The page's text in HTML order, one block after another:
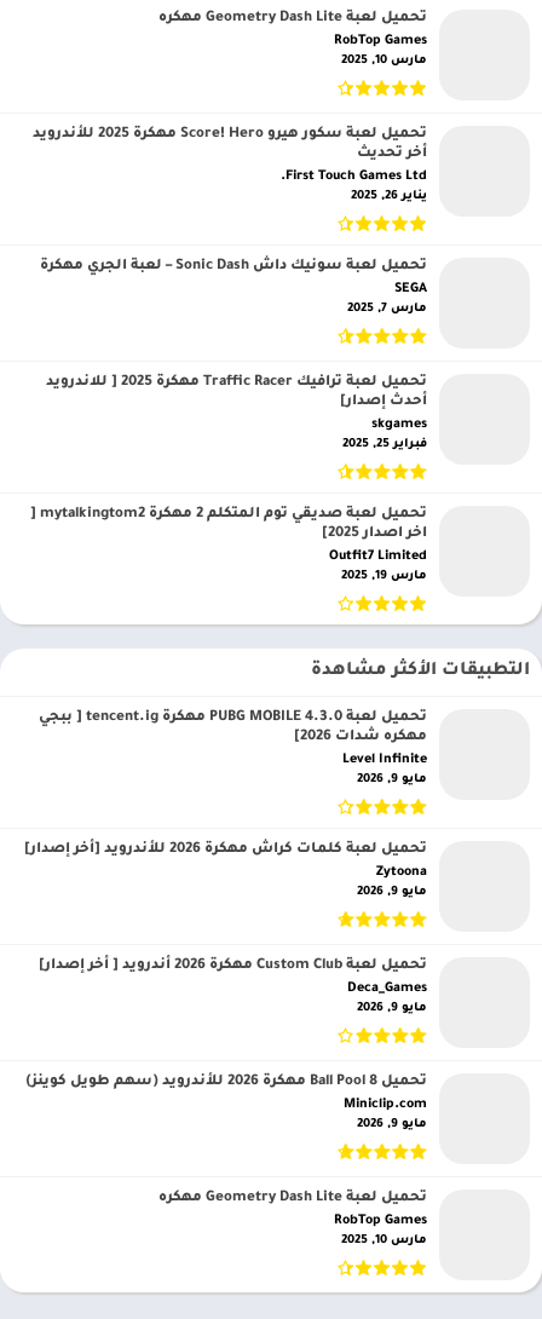
تحميل لعبة Geometry Dash Lite مهكره
RobTop Games‏
مارس 10, 2025
تحميل لعبة سكور هيرو Score! Hero مهكرة 2025 للأندرويد
أخر تحديث
First Touch Games Ltd.‏
يناير 26, 2025
تحميل لعبة سونيك داش Sonic Dash – لعبة الجري مهكرة
SEGA‏
مارس 7, 2025
تحميل لعبة ترافيك Traffic Racer مهكرة 2025 [ للاندرويد
أحدث إصدار]
skgames‏
فبراير 25, 2025
تحميل لعبة صديقي توم المتكلم 2 مهكرة mytalkingtom2 [
اخر اصدار 2025]
Outfit7 Limited‏
مارس 19, 2025
التطبيقات الأكثر مشاهدة
تحميل لعبة PUBG MOBILE 4.3.0 مهكرة tencent.ig [ ببجي
مهكره شدات 2026]
Level Infinite‏
مايو 9, 2026
تحميل لعبة كلمات كراش مهكرة 2026 للأندرويد [أخر إصدار]
Zytoona‏
مايو 9, 2026
تحميل لعبة Custom Club مهكرة 2026 أندرويد [ أخر إصدار]
Deca_Games‏
مايو 9, 2026
تحميل 8 Ball Pool مهكرة 2026 للأندرويد (سهم طويل كوينز)
Miniclip.com‏
مايو 9, 2026
تحميل لعبة Geometry Dash Lite مهكره
RobTop Games‏
مارس 10, 2025